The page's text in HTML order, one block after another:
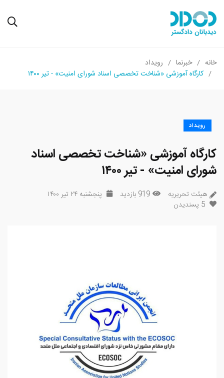
خانه خبرنما
رویداد
کارگاه آموزشی «شناخت تخصصی اسناد شورای امنیت» - تیر ۱۴۰۰
رویداد
کارگاه آموزشی «شناخت تخصصی اسناد
شورای امنیت» - تیر ۱۴۰۰
هیئت تحریریه 919 بازدید
پنجشنبه ۲۴ تیر ۱۴۰۰
5 پسندیدن